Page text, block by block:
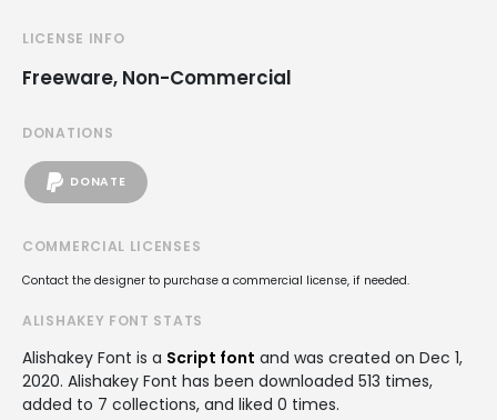
LICENSE INFO
Freeware, Non-Commercial
DONATIONS
DONATE
COMMERCIAL LICENSES
Contact the designer to purchase a commercial license, if needed.
ALISHAKEY FONT STATS
Alishakey Font is a Script font and was created on Dec 1,
2020. Alishakey Font has been downloaded 513 times,
added to 7 collections, and liked 0 times.